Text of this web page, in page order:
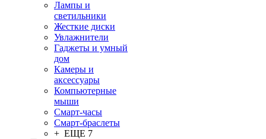
Лампы и
светильники
Жесткие диски
Увлажнители
Гаджеты и умный
дом
Камеры и
аксессуары
Компьютерные
мыши
Смарт-часы
Смарт-браслеты
+ ЕЩЕ 7